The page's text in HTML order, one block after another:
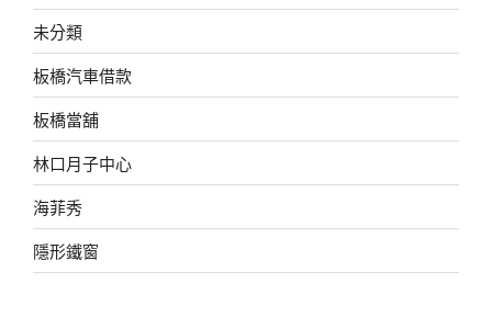
未分類
板橋汽車借款
板橋當舖
林口月子中心
海菲秀
隱形鐵窗